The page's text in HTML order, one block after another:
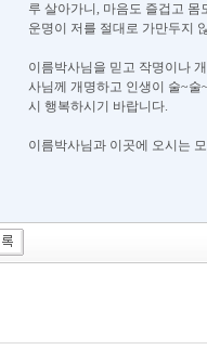
루 살아가니, 마음도 즐겁고
운명이 저를 절대로 가만두지
이름박사님을 믿고 작명이나
사님께 개명하고 인생이 술~
시 행복하시기 바랍니다.
이름박사님과 이곳에 오시는